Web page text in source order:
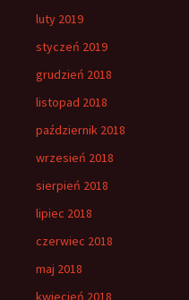
luty 2019
styczeń 2019
grudzień 2018
listopad 2018
październik 2018
wrzesień 2018
sierpień 2018
lipiec 2018
czerwiec 2018
maj 2018
kwiecień 2018